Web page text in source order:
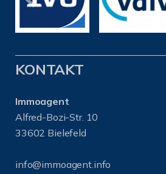
KONTAKT
Immoagent
Alfred-Bozi-Str. 10
33602 Bielefeld
info@immoagent.info